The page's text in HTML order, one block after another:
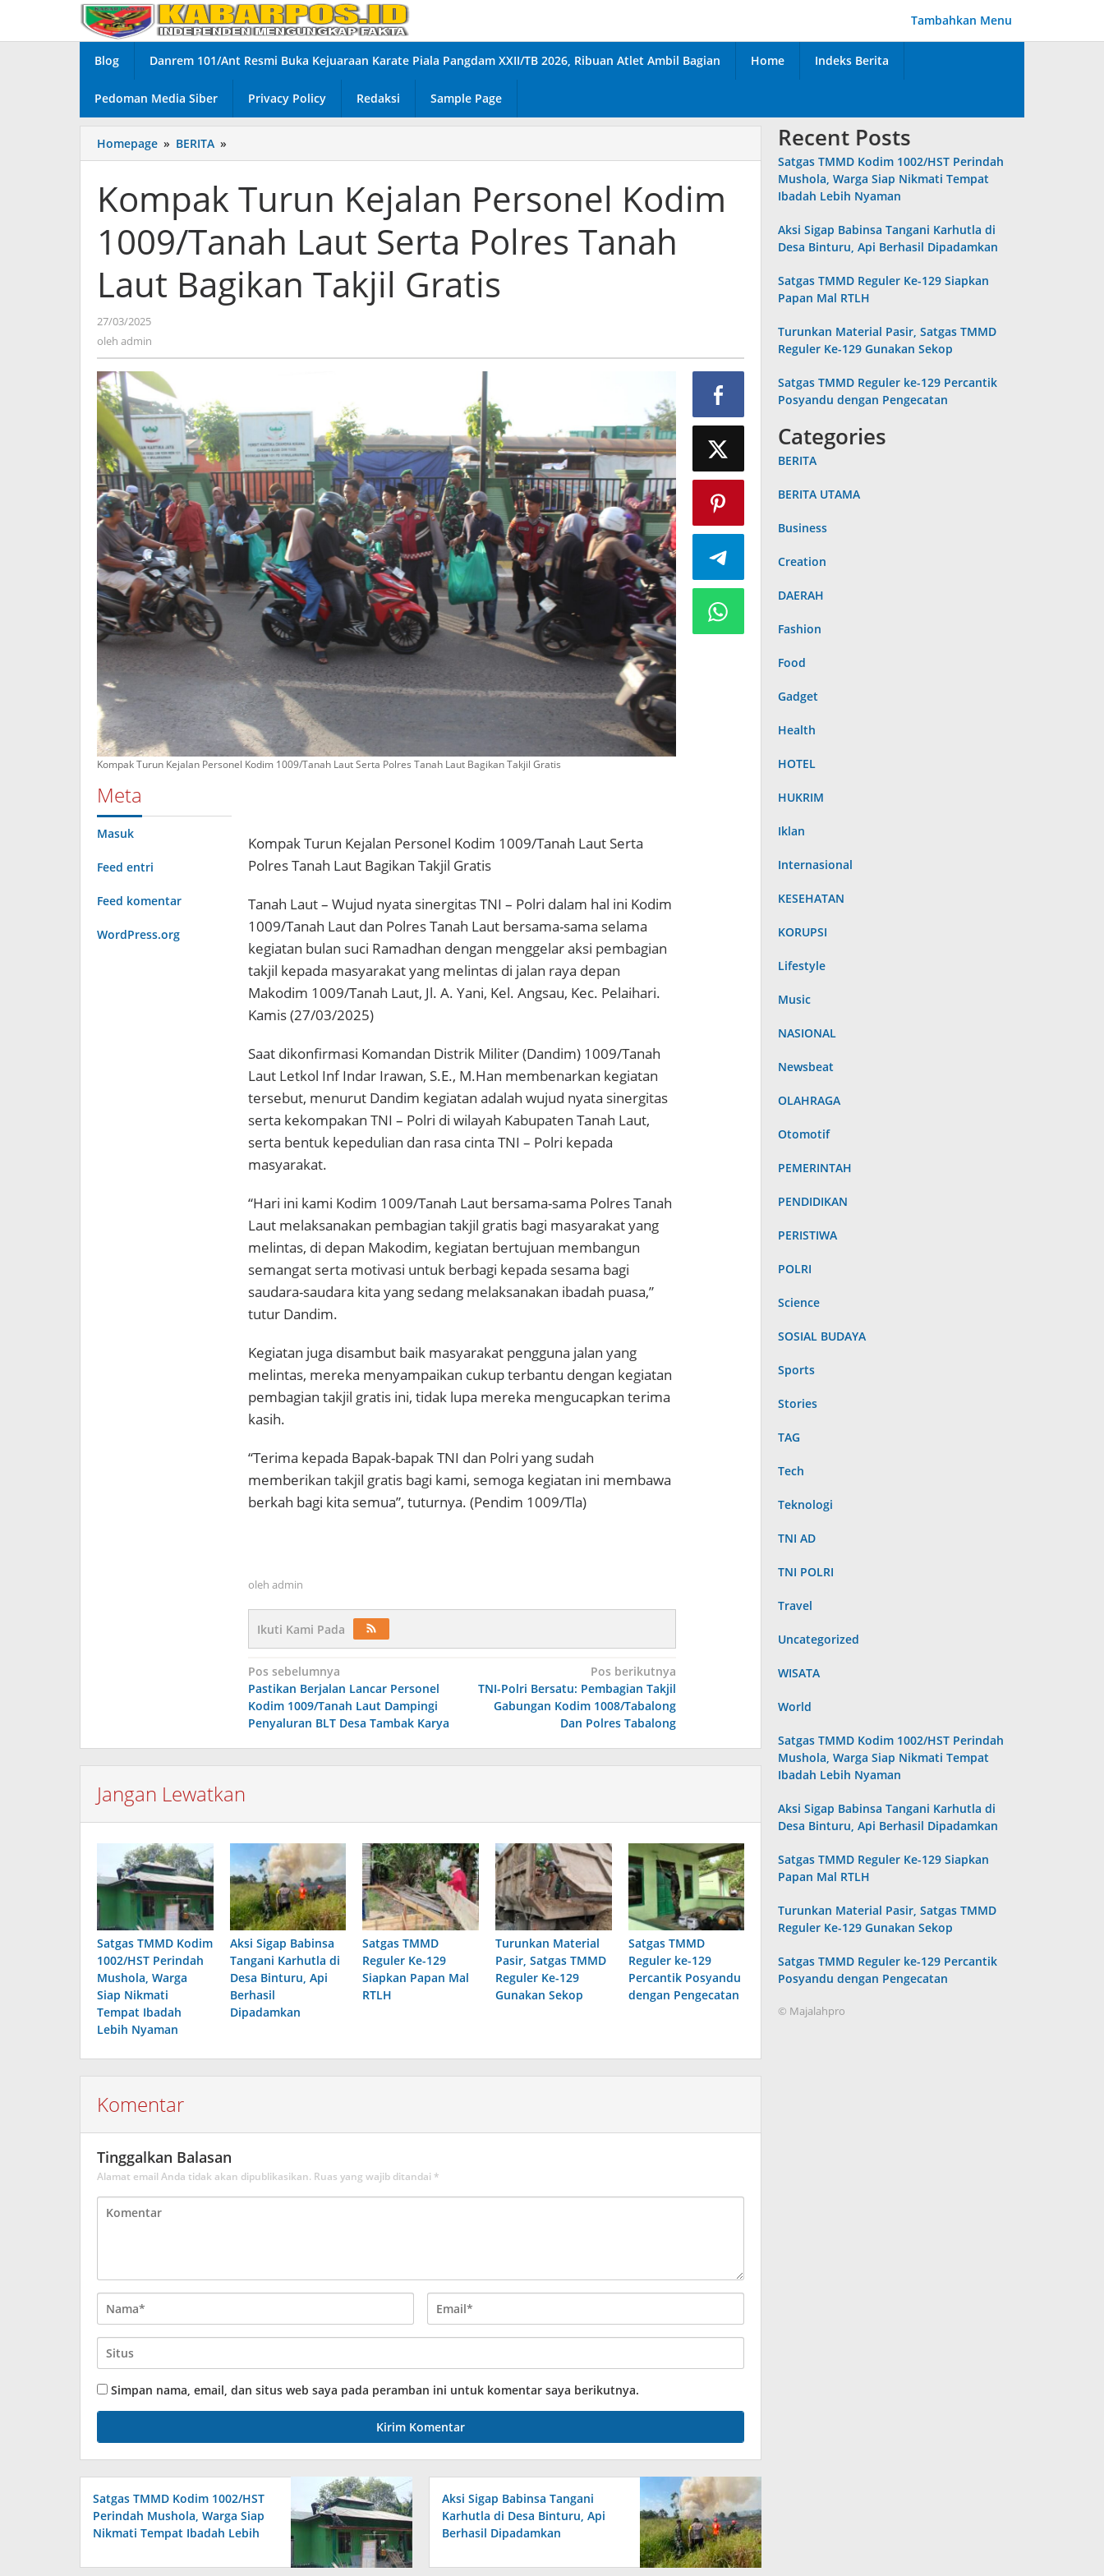
konten
Tambahkan Menu
Blog Danrem 101/Ant Resmi Buka Kejuaraan Karate Piala Pangdam XXII/TB 2026, Ribuan Atlet Ambil Bagian Home Indeks Berita
Pedoman Media Siber Privacy Policy Redaksi Sample Page
Homepage » BERITA »
Turun
Personel
Kodim
1009/Tanah
Laut
Polres
Tanah
Kompak Turun Kejalan Personel Kodim
1009/Tanah Laut Serta Polres Tanah
Laut Bagikan Takjil Gratis
27/03/2025
oleh admin
Kompak Turun Kejalan Personel Kodim 1009/Tanah Laut Serta Polres Tanah Laut Bagikan Takjil Gratis
Meta
Masuk
Feed entri
Feed komentar
WordPress.org
Kompak Turun Kejalan Personel Kodim 1009/Tanah Laut Serta
Polres Tanah Laut Bagikan Takjil Gratis
Tanah Laut – Wujud nyata sinergitas TNI – Polri dalam hal ini Kodim
1009/Tanah Laut dan Polres Tanah Laut bersama-sama selama
kegiatan bulan suci Ramadhan dengan menggelar aksi pembagian
takjil kepada masyarakat yang melintas di jalan raya depan
Makodim 1009/Tanah Laut, Jl. A. Yani, Kel. Angsau, Kec. Pelaihari.
Kamis (27/03/2025)
Saat dikonfirmasi Komandan Distrik Militer (Dandim) 1009/Tanah
Laut Letkol Inf Indar Irawan, S.E., M.Han membenarkan kegiatan
tersebut, menurut Dandim kegiatan adalah wujud nyata sinergitas
serta kekompakan TNI – Polri di wilayah Kabupaten Tanah Laut,
serta bentuk kepedulian dan rasa cinta TNI – Polri kepada
masyarakat.
“Hari ini kami Kodim 1009/Tanah Laut bersama-sama Polres Tanah
Laut melaksanakan pembagian takjil gratis bagi masyarakat yang
melintas, di depan Makodim, kegiatan bertujuan membangun
semangat serta motivasi untuk berbagi kepada sesama bagi
saudara-saudara kita yang sedang melaksanakan ibadah puasa,”
tutur Dandim.
Kegiatan juga disambut baik masyarakat pengguna jalan yang
melintas, mereka menyampaikan cukup terbantu dengan kegiatan
pembagian takjil gratis ini, tidak lupa mereka mengucapkan terima
kasih.
“Terima kepada Bapak-bapak TNI dan Polri yang sudah
memberikan takjil gratis bagi kami, semoga kegiatan ini membawa
berkah bagi kita semua”, tuturnya. (Pendim 1009/Tla)
oleh admin
Ikuti Kami Pada
Navigasi
pos
Pos sebelumnya
Pastikan Berjalan Lancar Personel
Kodim 1009/Tanah Laut Dampingi
Penyaluran BLT Desa Tambak Karya
Pos berikutnya
TNI-Polri Bersatu: Pembagian Takjil
Gabungan Kodim 1008/Tabalong
Dan Polres Tabalong
Jangan Lewatkan
Satgas TMMD Kodim
1002/HST Perindah
Mushola, Warga
Siap Nikmati
Tempat Ibadah
Lebih Nyaman
Aksi Sigap Babinsa
Tangani Karhutla di
Desa Binturu, Api
Berhasil
Dipadamkan
Satgas TMMD
Reguler Ke-129
Siapkan Papan Mal
RTLH
Turunkan Material
Pasir, Satgas TMMD
Reguler Ke-129
Gunakan Sekop
Satgas TMMD
Reguler ke-129
Percantik Posyandu
dengan Pengecatan
Komentar
Tinggalkan Balasan
Alamat email Anda tidak akan dipublikasikan. Ruas yang wajib ditandai *
Simpan nama, email, dan situs web saya pada peramban ini untuk komentar saya berikutnya.
Satgas TMMD Kodim 1002/HST
Perindah Mushola, Warga Siap
Nikmati Tempat Ibadah Lebih
Aksi Sigap Babinsa Tangani
Karhutla di Desa Binturu, Api
Berhasil Dipadamkan
Recent Posts
Satgas TMMD Kodim 1002/HST Perindah
Mushola, Warga Siap Nikmati Tempat
Ibadah Lebih Nyaman
Aksi Sigap Babinsa Tangani Karhutla di
Desa Binturu, Api Berhasil Dipadamkan
Satgas TMMD Reguler Ke-129 Siapkan
Papan Mal RTLH
Turunkan Material Pasir, Satgas TMMD
Reguler Ke-129 Gunakan Sekop
Satgas TMMD Reguler ke-129 Percantik
Posyandu dengan Pengecatan
Categories
BERITA
BERITA UTAMA
Business
Creation
DAERAH
Fashion
Food
Gadget
Health
HOTEL
HUKRIM
Iklan
Internasional
KESEHATAN
KORUPSI
Lifestyle
Music
NASIONAL
Newsbeat
OLAHRAGA
Otomotif
PEMERINTAH
PENDIDIKAN
PERISTIWA
POLRI
Science
SOSIAL BUDAYA
Sports
Stories
TAG
Tech
Teknologi
TNI AD
TNI POLRI
Travel
Uncategorized
WISATA
World
Satgas TMMD Kodim 1002/HST Perindah
Mushola, Warga Siap Nikmati Tempat
Ibadah Lebih Nyaman
Aksi Sigap Babinsa Tangani Karhutla di
Desa Binturu, Api Berhasil Dipadamkan
Satgas TMMD Reguler Ke-129 Siapkan
Papan Mal RTLH
Turunkan Material Pasir, Satgas TMMD
Reguler Ke-129 Gunakan Sekop
Satgas TMMD Reguler ke-129 Percantik
Posyandu dengan Pengecatan
© Majalahpro